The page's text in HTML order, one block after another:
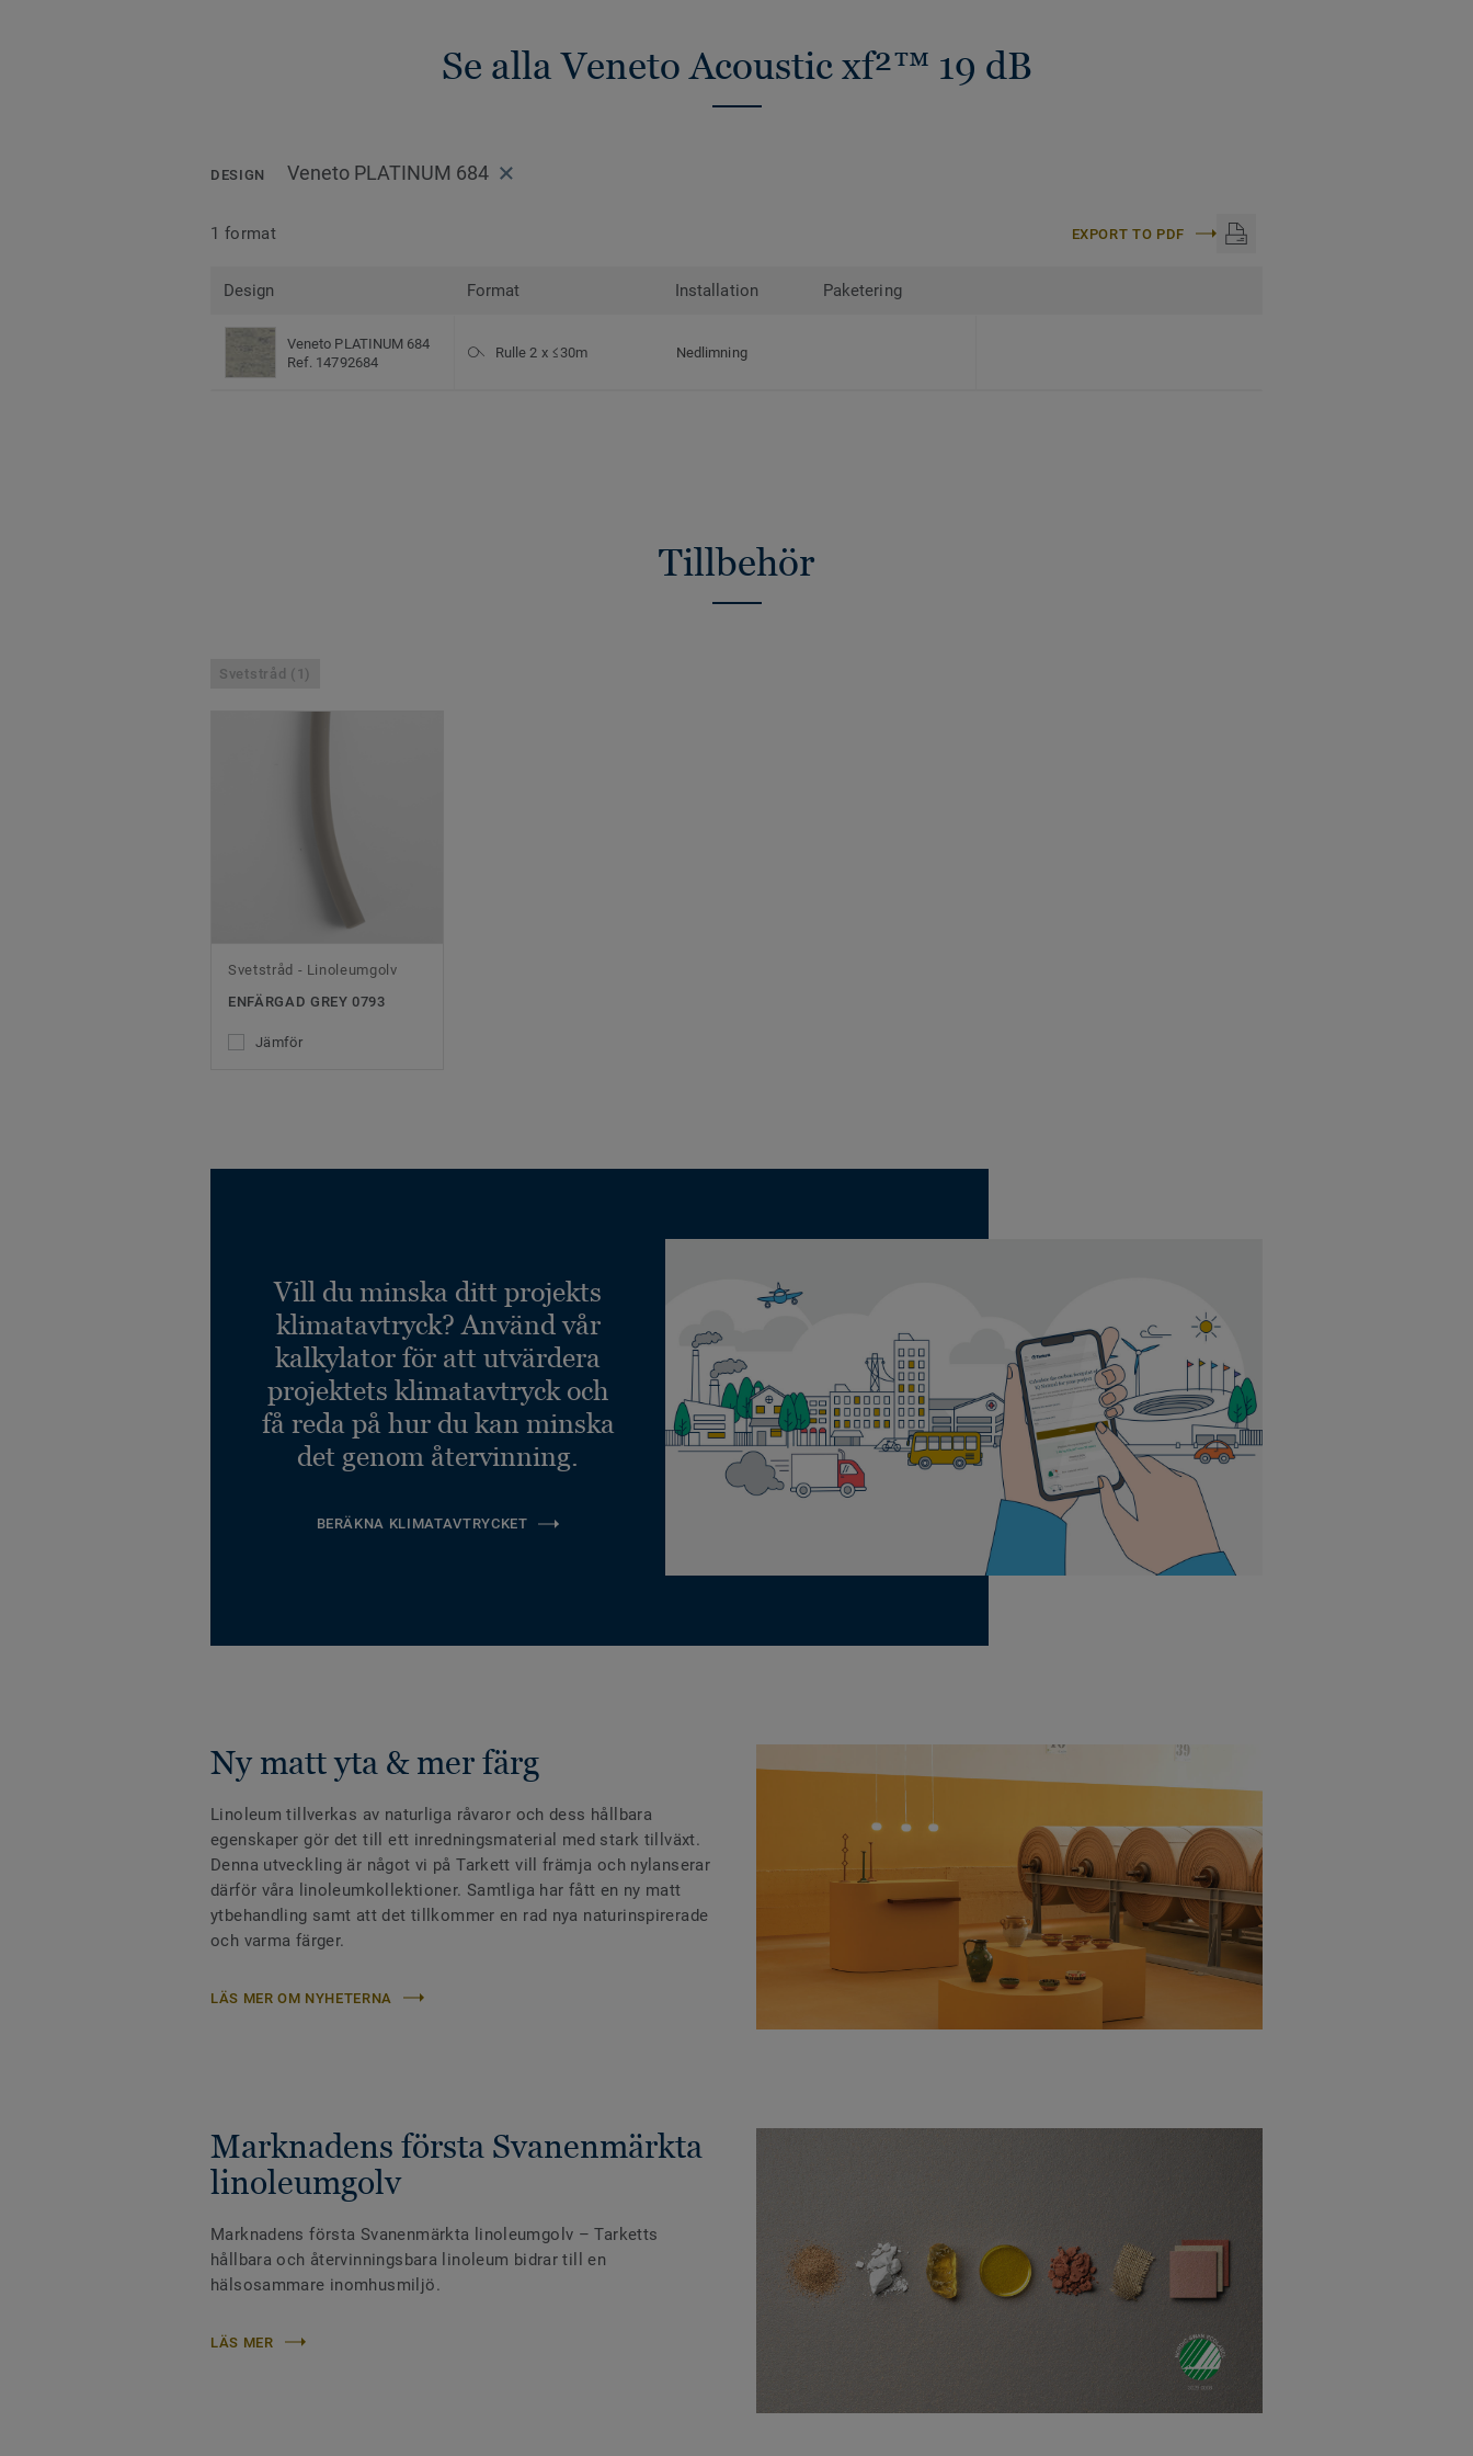
Se alla Veneto Acoustic xf²™ 19 dB
DESIGN Veneto PLATINUM 684
1 format EXPORT TO PDF
Design Format Installation Paketering
Veneto PLATINUM 684
Ref. 14792684
Rulle 2 x ≤30m Nedlimning
Tillbehör
Svetstråd (1)
Svetstråd - Linoleumgolv
ENFÄRGAD GREY 0793
Jämför
Vill du minska ditt projekts
klimatavtryck? Använd vår
kalkylator för att utvärdera
projektets klimatavtryck och
få reda på hur du kan minska
det genom återvinning.
BERÄKNA KLIMATAVTRYCKET
Ny matt yta & mer färg
Linoleum tillverkas av naturliga råvaror och dess hållbara
egenskaper gör det till ett inredningsmaterial med stark tillväxt.
Denna utveckling är något vi på Tarkett vill främja och nylanserar
därför våra linoleumkollektioner. Samtliga har fått en ny matt
ytbehandling samt att det tillkommer en rad nya naturinspirerade
och varma färger.
LÄS MER OM NYHETERNA
Marknadens första Svanenmärkta
linoleumgolv
Marknadens första Svanenmärkta linoleumgolv – Tarketts
hållbara och återvinningsbara linoleum bidrar till en
hälsosammare inomhusmiljö.
LÄS MER